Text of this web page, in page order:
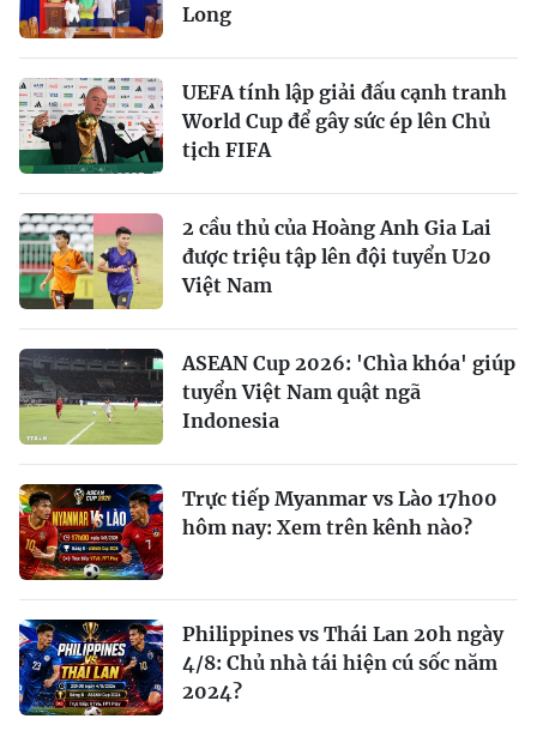
Long
UEFA tính lập giải đấu cạnh tranh
World Cup để gây sức ép lên Chủ
tịch FIFA
2 cầu thủ của Hoàng Anh Gia Lai
được triệu tập lên đội tuyển U20
Việt Nam
ASEAN Cup 2026: 'Chìa khóa' giúp
tuyển Việt Nam quật ngã
Indonesia
Trực tiếp Myanmar vs Lào 17h00
hôm nay: Xem trên kênh nào?
Philippines vs Thái Lan 20h ngày
4/8: Chủ nhà tái hiện cú sốc năm
2024?